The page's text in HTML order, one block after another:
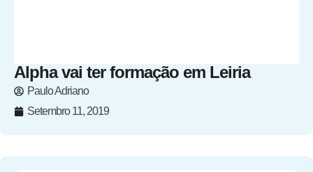
Alpha vai ter formação em Leiria
Paulo Adriano
Setembro 11, 2019